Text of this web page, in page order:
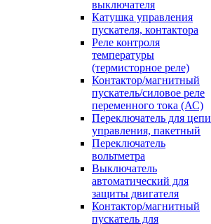
выключателя
Катушка управления
пускателя, контактора
Реле контроля
температуры
(термисторное реле)
Контактор/магнитный
пускатель/силовое реле
переменного тока (АС)
Переключатель для цепи
управления, пакетный
Переключатель
вольтметра
Выключатель
автоматический для
защиты двигателя
Контактор/магнитный
пускатель для